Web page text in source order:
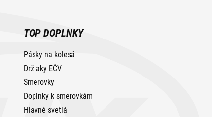
TOP DOPLNKY
Pásky na kolesá
Držiaky EČV
Smerovky
Doplnky k smerovkám
Hlavné svetlá